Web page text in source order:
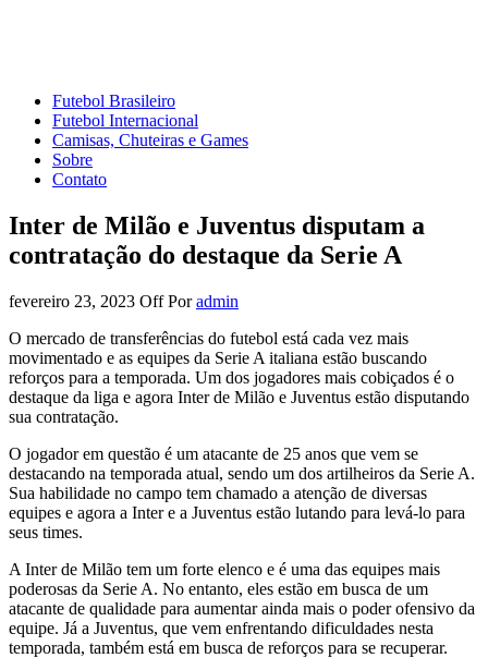
Futebol Brasileiro
Futebol Internacional
Camisas, Chuteiras e Games
Sobre
Contato
Inter de Milão e Juventus disputam a
contratação do destaque da Serie A
fevereiro 23, 2023 OffPor admin
O mercado de transferências do futebol está cada vez mais
movimentado e as equipes da Serie A italiana estão buscando
reforços para a temporada. Um dos jogadores mais cobiçados é o
destaque da liga e agora Inter de Milão e Juventus estão disputando
sua contratação.
O jogador em questão é um atacante de 25 anos que vem se
destacando na temporada atual, sendo um dos artilheiros da Serie A.
Sua habilidade no campo tem chamado a atenção de diversas
equipes e agora a Inter e a Juventus estão lutando para levá-lo para
seus times.
A Inter de Milão tem um forte elenco e é uma das equipes mais
poderosas da Serie A. No entanto, eles estão em busca de um
atacante de qualidade para aumentar ainda mais o poder ofensivo da
equipe. Já a Juventus, que vem enfrentando dificuldades nesta
temporada, também está em busca de reforços para se recuperar.